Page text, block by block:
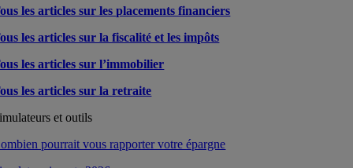
les articles sur les placements financiers
les articles sur la fiscalité et les impôts
les articles sur l’immobilier
les articles sur la retraite
et outils
pourrait vous rapporter votre épargne